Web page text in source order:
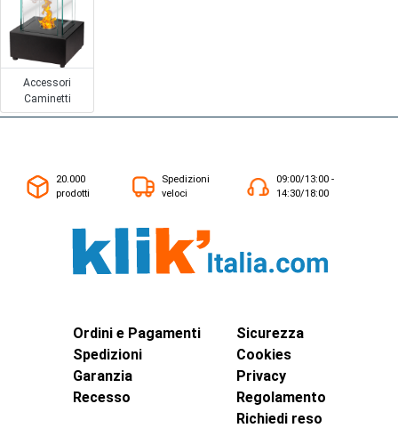
Accessori
Caminetti
20.000
prodotti
Spedizioni
veloci
09:00/13:00 -
14:30/18:00
Ordini e Pagamenti
Spedizioni
Garanzia
Recesso
Sicurezza
Cookies
Privacy
Regolamento
Richiedi reso